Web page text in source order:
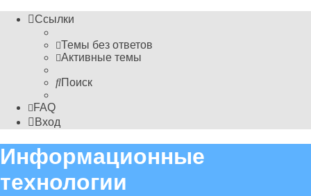
Ссылки
Темы без ответов
Активные темы
Поиск
FAQ
Вход
Информационные
технологии